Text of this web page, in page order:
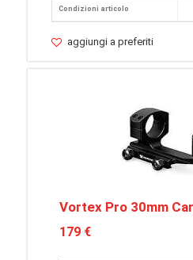
Condizioni articolo
aggiungi a preferiti
Vortex Pro 30mm
179 €